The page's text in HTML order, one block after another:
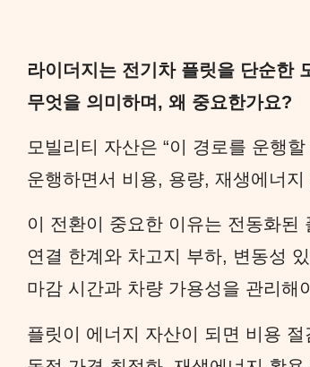
라이더지는 전기차 플릿을 단순한
무엇을 의미하며, 왜 중요한가요?
모빌리티 자산은 “이 경로를 운행
운행하면서 비용, 용량, 재생에너
이 전환이 중요한 이유는 전동화
연결 한계와 차고지 부하, 변동성
마감 시간과 차량 가용성을 관리해
플릿이 에너지 자산이 되면 비용